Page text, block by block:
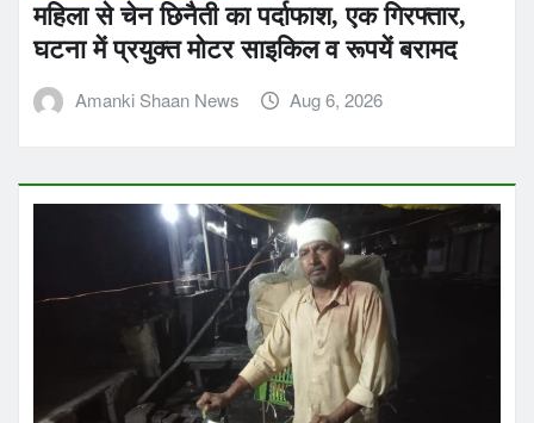
महिला से चेन छिनैती का पर्दाफाश, एक गिरफ्तार,
घटना में प्रयुक्त मोटर साइकिल व रूपयें बरामद
Amanki Shaan News Aug 6, 2026